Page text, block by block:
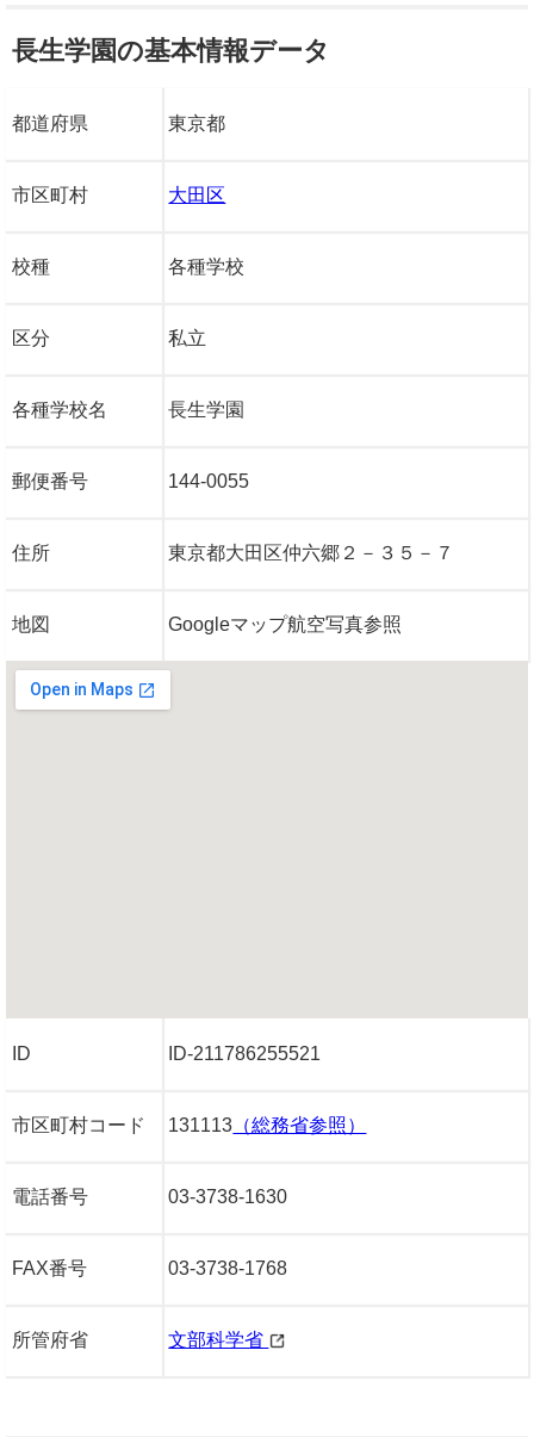
長生学園の基本情報データ
都道府県 東京都
市区町村 大田区
校種 各種学校
区分 私立
各種学校名 長生学園
郵便番号 144-0055
住所 東京都大田区仲六郷２－３５－７
地図 Googleマップ航空写真参照
ID ID-211786255521
市区町村コード 131113 （総務省参照）
電話番号 03-3738-1630
FAX番号 03-3738-1768
所管府省 文部科学省